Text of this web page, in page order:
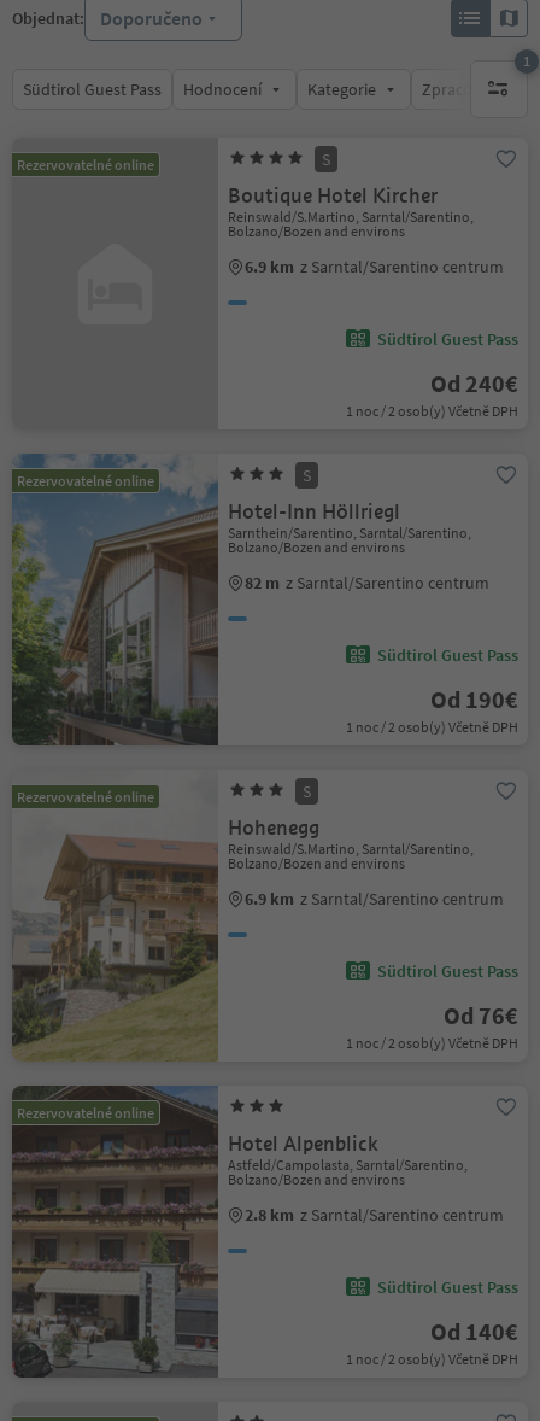
Objednat: Doporučeno
Südtirol Guest Pass Hodnocení Kategorie Zpracovává
1
1
Rezervovatelné online S
Boutique Hotel Kircher
Reinswald/S.Martino, Sarntal/Sarentino,
Bolzano/Bozen and environs
6.9 km z Sarntal/Sarentino centrum
Südtirol Guest Pass
Od 240€
1 noc / 2 osob(y) Včetně DPH
Rezervovatelné online S
Hotel-Inn Höllriegl
Sarnthein/Sarentino, Sarntal/Sarentino,
Bolzano/Bozen and environs
82 m z Sarntal/Sarentino centrum
Südtirol Guest Pass
Od 190€
1 noc / 2 osob(y) Včetně DPH
Rezervovatelné online S
Hohenegg
Reinswald/S.Martino, Sarntal/Sarentino,
Bolzano/Bozen and environs
6.9 km z Sarntal/Sarentino centrum
Südtirol Guest Pass
Od 76€
1 noc / 2 osob(y) Včetně DPH
Rezervovatelné online
Hotel Alpenblick
Astfeld/Campolasta, Sarntal/Sarentino,
Bolzano/Bozen and environs
2.8 km z Sarntal/Sarentino centrum
Südtirol Guest Pass
Od 140€
1 noc / 2 osob(y) Včetně DPH